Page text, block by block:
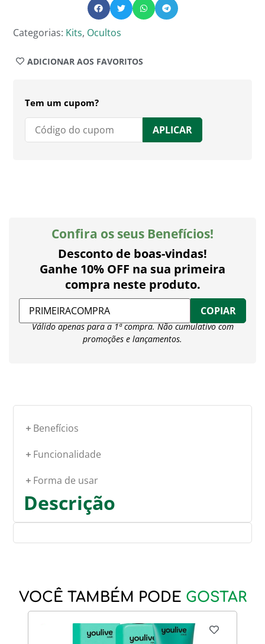
Categorias: Kits, Ocultos
ADICIONAR AOS FAVORITOS
Tem um cupom?
APLICAR
Confira os seus Benefícios!
Desconto de boas-vindas!
Ganhe 10% OFF na sua primeira
compra neste produto.
COPIAR
Válido apenas para a 1ª compra. Não cumulativo com
promoções e lançamentos.
Benefícios
Funcionalidade
Forma de usar
Descrição
VOCÊ TAMBÉM PODE GOSTAR